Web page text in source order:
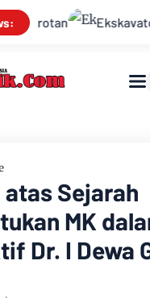
Ekskavator Diduga
Sejarah
MK
Dr. I Dewa